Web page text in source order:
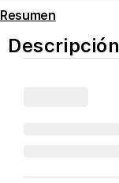
Resumen
Descripción